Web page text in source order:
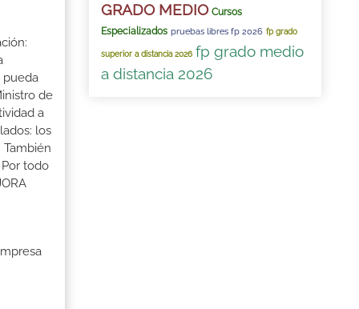
pueda
de
a
los
todo
GRADO MEDIO Cursos
Especializados pruebas libres fp 2026 fp grado
superior a distancia 2026 fp grado medio
a distancia 2026